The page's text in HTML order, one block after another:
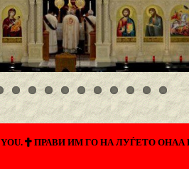
ПРАВИ ИМ ГО НА ЛУЃЕТО ОНАА